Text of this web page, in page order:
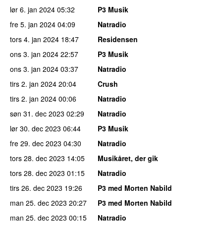
lør 6. jan 2024 05:32
P3 Musik
fre 5. jan 2024 04:09
Natradio
tors 4. jan 2024 18:47
Residensen
ons 3. jan 2024 22:57
P3 Musik
ons 3. jan 2024 03:37
Natradio
tirs 2. jan 2024 20:04
Crush
tirs 2. jan 2024 00:06
Natradio
søn 31. dec 2023 02:29
Natradio
lør 30. dec 2023 06:44
P3 Musik
fre 29. dec 2023 04:30
Natradio
tors 28. dec 2023 14:05
Musikåret, der gik
tors 28. dec 2023 01:15
Natradio
tirs 26. dec 2023 19:26
P3 med Morten Nabild
man 25. dec 2023 20:27
P3 med Morten Nabild
man 25. dec 2023 00:15
Natradio